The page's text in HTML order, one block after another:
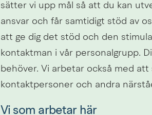
sätter vi upp mål så att du kan
ansvar och får samtidigt stöd av
att ge dig det stöd och den
kontaktman i vår personalgrupp.
behöver. Vi arbetar också med
kontaktpersoner och andra
Vi som arbetar här